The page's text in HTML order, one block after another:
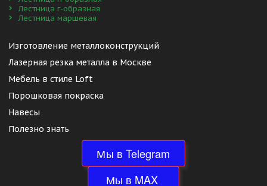
Лестница г-образная
Лестница маршевая
Изготовление металлоконструкций
Лазерная резка металла в Москве
Мебель в стиле Loft
Порошковая покраска
Навесы
Полезно знать
Мы в Telegram
Мы в MAX